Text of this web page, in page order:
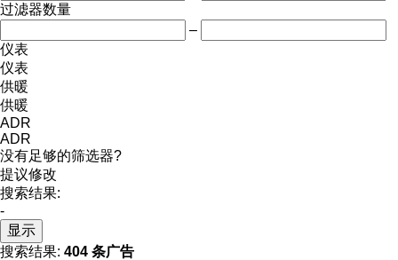
过滤器数量
–
仪表
仪表
供暖
供暖
ADR
ADR
没有足够的筛选器?
提议修改
搜索结果:
-
显示
搜索结果: 404 条广告